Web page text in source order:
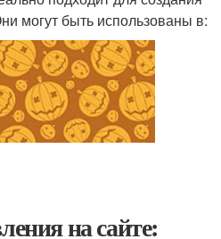
могут быть использованы в:
на сайте: